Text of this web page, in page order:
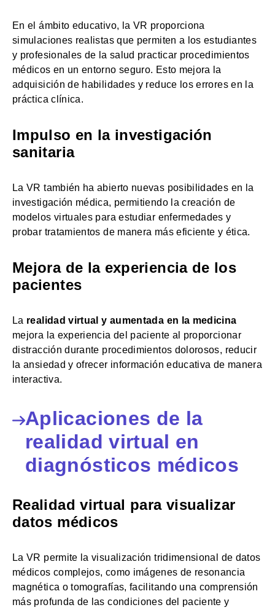
En el ámbito educativo, la VR proporciona
simulaciones realistas que permiten a los estudiantes
y profesionales de la salud practicar procedimientos
médicos en un entorno seguro. Esto mejora la
adquisición de habilidades y reduce los errores en la
práctica clínica.
Impulso en la investigación
sanitaria
La VR también ha abierto nuevas posibilidades en la
investigación médica, permitiendo la creación de
modelos virtuales para estudiar enfermedades y
probar tratamientos de manera más eficiente y ética.
Mejora de la experiencia de los
pacientes
La realidad virtual y aumentada en la medicina
mejora la experiencia del paciente al proporcionar
distracción durante procedimientos dolorosos, reducir
la ansiedad y ofrecer información educativa de manera
interactiva.
Aplicaciones de la
realidad virtual en
diagnósticos médicos
Realidad virtual para visualizar
datos médicos
La VR permite la visualización tridimensional de datos
médicos complejos, como imágenes de resonancia
magnética o tomografías, facilitando una comprensión
más profunda de las condiciones del paciente y